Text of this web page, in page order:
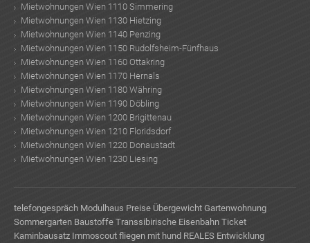
Mietwohnungen Wien 1110 Simmering
Mietwohnungen Wien 1130 Hietzing
Mietwohnungen Wien 1140 Penzing
Mietwohnungen Wien 1150 Rudolfsheim-Fünfhaus
Mietwohnungen Wien 1160 Ottakring
Mietwohnungen Wien 1170 Hernals
Mietwohnungen Wien 1180 Währing
Mietwohnungen Wien 1190 Döbling
Mietwohnungen Wien 1200 Brigittenau
Mietwohnungen Wien 1210 Floridsdorf
Mietwohnungen Wien 1220 Donaustadt
Mietwohnungen Wien 1230 Liesing
telefongespräch Modulhaus Preise Übergewicht Gartenwohnung
Sommergarten Baustoffe Transsibirische Eisenbahn Ticket
Kaminbausatz Immoscout fliegen mit hund REALES Entwicklung